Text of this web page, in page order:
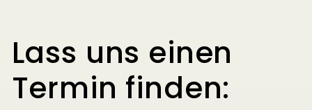
Lass uns einen
Termin finden: